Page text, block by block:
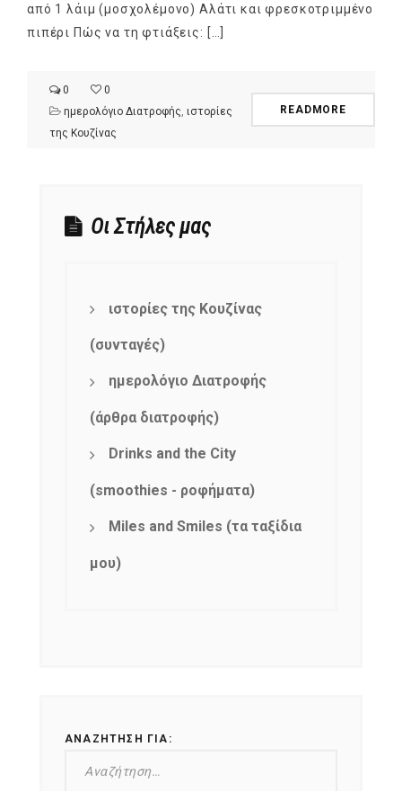
από 1 λάιμ (μοσχολέμονο) Αλάτι και φρεσκοτριμμένο
πιπέρι Πώς να τη φτιάξεις: […]
0
0
ημερολόγιο Διατροφής ιστορίες
της Κουζίνας
READMORE
Οι Στήλες μας
ιστορίες της Κουζίνας
(συνταγές)
ημερολόγιο Διατροφής
(άρθρα διατροφής)
Drinks and the City
(smoothies - ροφήματα)
Miles and Smiles (τα ταξίδια
μου)
ΑΝΑΖΉΤΗΣΗ ΓΙΑ: